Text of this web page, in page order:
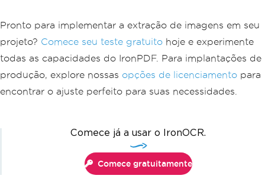
Pronto para implementar a extração de imagens em seu
projeto? Comece seu teste gratuito hoje e experimente
todas as capacidades do IronPDF. Para implantações de
produção, explore nossas opções de licenciamento para
encontrar o ajuste perfeito para suas necessidades.
Comece já a usar o IronOCR.
Comece gratuitamente